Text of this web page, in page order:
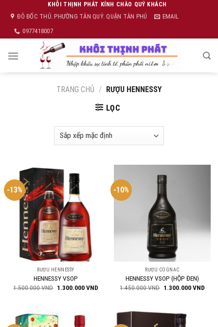
content
KHÔI THỊNH PHÁT KÍNH CHÀO QUÝ KHÁCH
ĐÔ ĐỐC THỦ. PHƯỜNG TÂN QUÝ. QUẬN TÂN PHÚ
EMAIL
0977418007
TRANG CHỦ / RƯỢU HENNESSY
LỌC
-13%
RƯỢU HENNESSY
HENNESSY VSOP
1.500.000VND Giá
1.300.000VNDGiá
1.300.000 VND.
-10%
RƯỢU COGNAC
HENNESSY VSOP (HỘP ĐEN)
1.450.000VND Giá
1.300.000VNDGiá